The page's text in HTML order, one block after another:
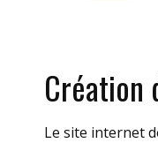
Création
Le site internet